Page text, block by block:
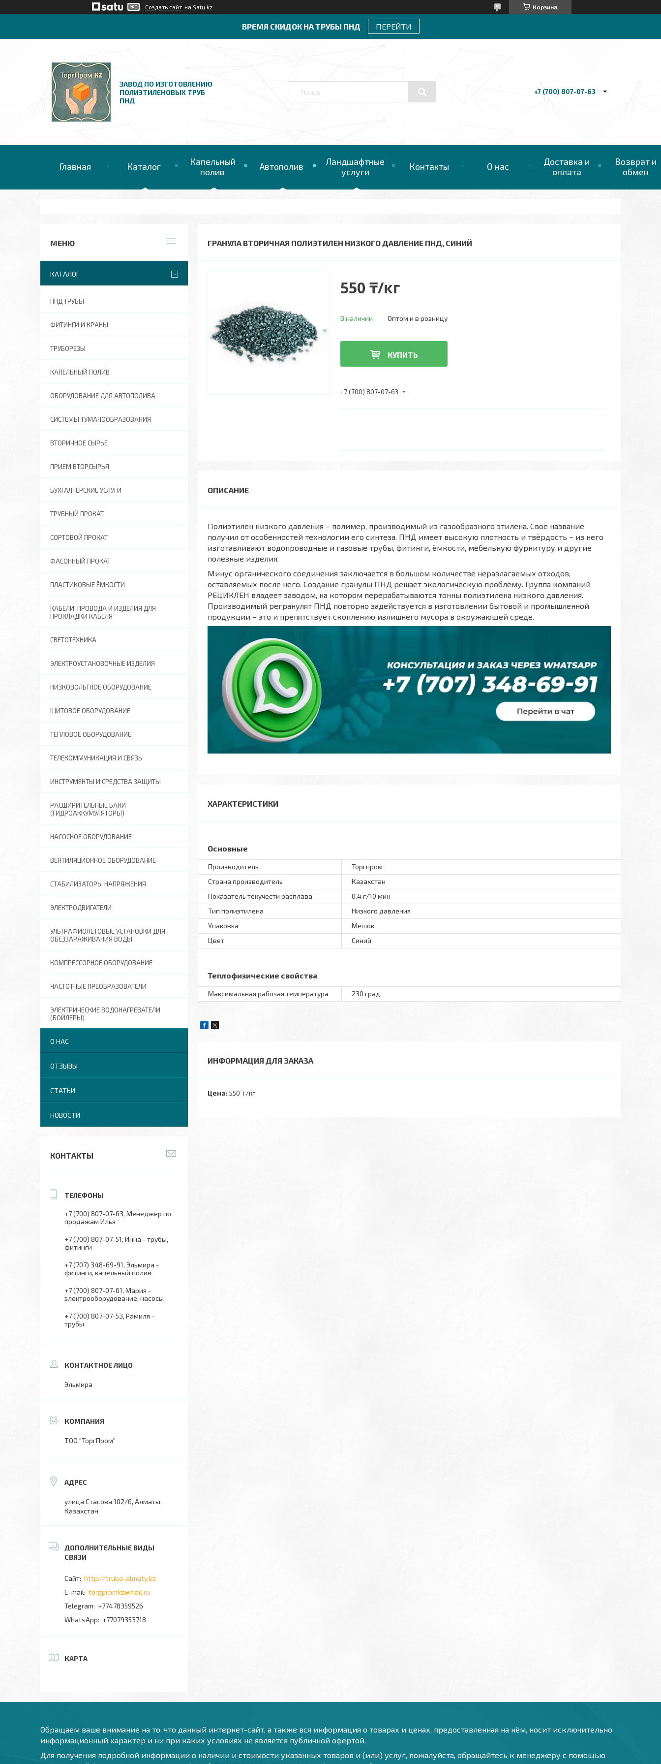
Создать сайт на Satu.kz Корзина
ВРЕМЯ СКИДОК НА ТРУБЫ ПНД ПЕРЕЙТИ
ЗАВОД ПО ИЗГОТОВЛЕНИЮ
ПОЛИЭТИЛЕНОВЫХ ТРУБ
ПНД
+7 (700) 807-07-63
Главная Каталог
Капельный
полив
Автополив
Ландшафтные
услуги
Контакты О нас
Доставка и
оплата
Возврат и
обмен
ГРАНУЛА ВТОРИЧНАЯ ПОЛИЭТИЛЕН НИЗКОГО ДАВЛЕНИЕ ПНД, СИНИЙ
550 ₸/кг
В наличии Оптом и в розницу
КУПИТЬ
+7 (700) 807-07-63
Полиэтилен низкого давления – полимер, производимый из газообразного этилена. Своё название
получил от особенностей технологии его синтеза. ПНД имеет высокую плотность и твёрдость – из него
изготавливают водопроводные и газовые трубы, фитинги, ёмкости, мебельную фурнитуру и другие
полезные изделия.
Минус органического соединения заключается в большом количестве неразлагаемых отходов,
оставляемых после него. Создание гранулы ПНД решает экологическую проблему. Группа компаний
РЕЦИКЛЕН владеет заводом, на котором перерабатываются тонны полиэтилена низкого давления.
Производимый регранулят ПНД повторно задействуется в изготовлении бытовой и промышленной
продукции – это и препятствует скоплению излишнего мусора в окружающей среде.
ХАРАКТЕРИСТИКИ
Основные
Производитель
Торгпром
Страна производитель
Казахстан
Показатель текучести расплава
0.4 г/10 мин
Тип полиэтилена
Низкого давления
Упаковка
Мешок
Цвет
Синий
Теплофизические свойства
Максимальная рабочая температура 230 град.
ИНФОРМАЦИЯ ДЛЯ ЗАКАЗА
Цена: 550 ₸/кг
КАТАЛОГ
ПНД ТРУБЫ
ФИТИНГИ И КРАНЫ
ТРУБОРЕЗЫ
КАПЕЛЬНЫЙ ПОЛИВ
ОБОРУДОВАНИЕ ДЛЯ АВТОПОЛИВА
СИСТЕМЫ ТУМАНООБРАЗОВАНИЯ
ВТОРИЧНОЕ СЫРЬЕ
ПРИЕМ ВТОРСЫРЬЯ
БУХГАЛТЕРСКИЕ УСЛУГИ
ТРУБНЫЙ ПРОКАТ
СОРТОВОЙ ПРОКАТ
ФАСОННЫЙ ПРОКАТ
ПЛАСТИКОВЫЕ ЁМКОСТИ
КАБЕЛИ, ПРОВОДА И ИЗДЕЛИЯ ДЛЯ
ПРОКЛАДКИ КАБЕЛЯ
СВЕТОТЕХНИКА
ЭЛЕКТРОУСТАНОВОЧНЫЕ ИЗДЕЛИЯ
НИЗКОВОЛЬТНОЕ ОБОРУДОВАНИЕ
ЩИТОВОЕ ОБОРУДОВАНИЕ
ТЕПЛОВОЕ ОБОРУДОВАНИЕ
ТЕЛЕКОММУНИКАЦИЯ И СВЯЗЬ
ИНСТРУМЕНТЫ И СРЕДСТВА ЗАЩИТЫ
РАСШИРИТЕЛЬНЫЕ БАКИ
(ГИДРОАККУМУЛЯТОРЫ)
НАСОСНОЕ ОБОРУДОВАНИЕ
ВЕНТИЛЯЦИОННОЕ ОБОРУДОВАНИЕ
СТАБИЛИЗАТОРЫ НАПРЯЖЕНИЯ
ЭЛЕКТРОДВИГАТЕЛИ
УЛЬТРАФИОЛЕТОВЫЕ УСТАНОВКИ ДЛЯ
ОБЕЗЗАРАЖИВАНИЯ ВОДЫ
КОМПРЕССОРНОЕ ОБОРУДОВАНИЕ
ЧАСТОТНЫЕ ПРЕОБРАЗОВАТЕЛИ
ЭЛЕКТРИЧЕСКИЕ ВОДОНАГРЕВАТЕЛИ
(БОЙЛЕРЫ)
О НАС
ОТЗЫВЫ
СТАТЬИ
НОВОСТИ
КОНТАКТЫ
+7 (700) 807-07-63 Менеджер по
продажам Илья
+7 (700) 807-07-51 Инна - трубы,
фитинги
+7 (707) 348-69-91 Эльмира -
фитинги, капельный полив
+7 (700) 807-07-61 Мария -
электрооборудование, насосы
+7 (700) 807-07-53 Рамиля -
трубы
Эльмира
ТОО "ТоргПром"
улица Стасова 102/6, Алматы,
Казахстан
http://truba-almaty.kz
torgpromkz@mail.ru
+77478359526
+77079353718
КАРТА
Обращаем ваше внимание на то, что данный интернет-сайт, а также вся информация о товарах и ценах, предоставленная на нём, носит исключительно
информационный характер и ни при каких условиях не является публичной офертой.
Для получения подробной информации о наличии и стоимости указанных товаров и (или) услуг, пожалуйста, обращайтесь к менеджеру с помощью